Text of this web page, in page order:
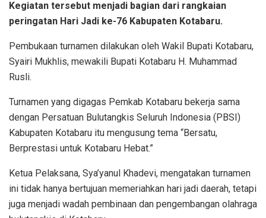
Kegiatan tersebut menjadi bagian dari rangkaian
peringatan Hari Jadi ke-76 Kabupaten Kotabaru.
Pembukaan turnamen dilakukan oleh Wakil Bupati Kotabaru,
Syairi Mukhlis, mewakili Bupati Kotabaru H. Muhammad
Rusli.
Turnamen yang digagas Pemkab Kotabaru bekerja sama
dengan Persatuan Bulutangkis Seluruh Indonesia (PBSI)
Kabupaten Kotabaru itu mengusung tema “Bersatu,
Berprestasi untuk Kotabaru Hebat.”
Ketua Pelaksana, Sya’yanul Khadevi, mengatakan turnamen
ini tidak hanya bertujuan memeriahkan hari jadi daerah, tetapi
juga menjadi wadah pembinaan dan pengembangan olahraga